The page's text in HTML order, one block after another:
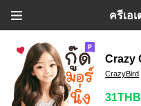
ครีเอ
Crazy
CrazyBird
31THB